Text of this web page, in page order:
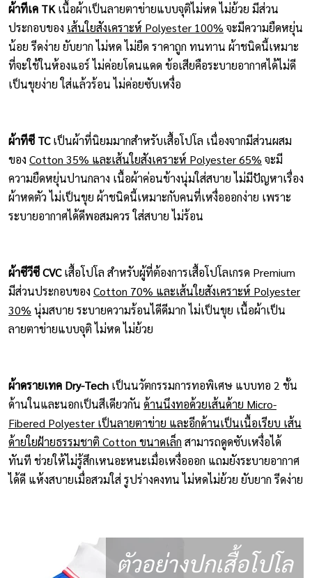
ผ้าทีเค TKเนื้อผ้าเป็นลายตาข่ายแบบจุติไม่หด ไม่ย้วย มีส่วน
ประกอบของ เส้นใยสังเคราะห์ Polyester 100% จะมีความยืดหยุ่น
น้อย รีดง่าย ยับยาก ไม่หด ไม่ยืด ราคาถูก ทนทาน ผ้าชนิดนี้เหมาะ
ที่จะใช้ในห้องแอร์ ไม่ค่อยโดนแดด ข้อเสียคือระบายอากาศได้ไม่ดี
เป็นขุยง่าย ใส่แล้วร้อน ไม่ค่อยซับเหงื่อ
ผ้าทีซี TCเป็นผ้าที่นิยมมากสำหรับเสื้อโปโล เนื่องจากมีส่วนผสม
ของ Cotton 35% และเส้นใยสังเคราะห์ Polyester 65% จะมี
ความยืดหยุ่นปานกลาง เนื้อผ้าค่อนข้างนุ่มใส่สบาย ไม่มีปัญหาเรื่อง
ผ้าหดตัว ไม่เป็นขุย ผ้าชนิดนี้เหมาะกับคนที่เหงื่อออกง่าย เพราะ
ระบายอากาศได้ดีพอสมควร ใส่สบาย ไม่ร้อน
ผ้าซีวีซี CVCเสื้อโปโล สำหรับผู้ที่ต้องการเสื้อโปโลเกรด Premium
มีส่วนประกอบของ Cotton 70% และเส้นใยสังเคราะห์ Polyester
30% นุ่มสบาย ระบายความร้อนไดีดีมาก ไม่เป็นขุย เนื้อผ้าเป็น
ลายตาข่ายแบบจุติ ไม่หด ไม่ย้วย
ผ้าดรายเทค Dry-Tech เป็นนวัตกรรมการทอพิเศษ แบบทอ 2 ชั้น
ด้านในและนอกเป็นสีเดียวกัน ด้านนึงทอด้วยเส้นด้าย Micro-
Fibered Polyester เป็นลายตาข่าย และอีกด้านเป็นเนื้อเรียบ เส้น
ด้ายใยฝ้ายธรรมชาติ Cotton ขนาดเล็ก สามารถดูดซับเหงื่อได้
ทันที ช่วยให้ไม่รู้สึกเหนอะหนะเมื่อเหงื่อออก แถมยังระบายอากาศ
ได้ดี แห้งสบายเมื่อสวมใส่ รูปร่างคงทน ไม่หดไม่ย้วย ยับยาก รีดง่าย
ตัวอย่างปกเสื้อโปโล